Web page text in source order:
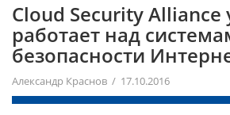
Cloud Security Alliance
работает над
безопасности
Александр Краснов / 17.10.2016